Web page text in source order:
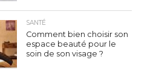
SANTÉ
Comment bien choisir son
espace beauté pour le
soin de son visage ?